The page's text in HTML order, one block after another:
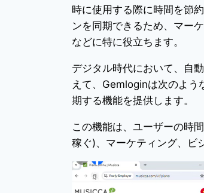
時に使用する際に時間を節
ンを同期できるため、マー
などに特に役立ちます。
デジタル時代において、自
えて、Gemloginは次のよう
期する機能を提供します。
この機能は、ユーザーの時
稼ぐ)、マーケティング、ビ